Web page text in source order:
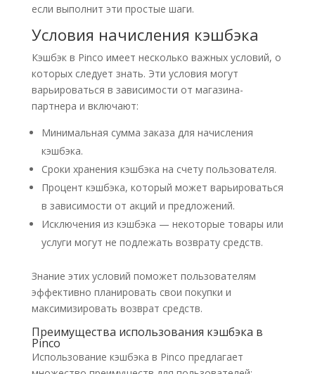
если выполнит эти простые шаги.
Условия начисления кэшбэка
Кэшбэк в Pinco имеет несколько важных условий, о
которых следует знать. Эти условия могут
варьироваться в зависимости от магазина-
партнера и включают:
Минимальная сумма заказа для начисления
кэшбэка.
Сроки хранения кэшбэка на счету пользователя.
Процент кэшбэка, который может варьироваться
в зависимости от акций и предложений.
Исключения из кэшбэка — некоторые товары или
услуги могут не подлежать возврату средств.
Знание этих условий поможет пользователям
эффективно планировать свои покупки и
максимизировать возврат средств.
Преимущества использования кэшбэка в
Pinco
Использование кэшбэка в Pinco предлагает